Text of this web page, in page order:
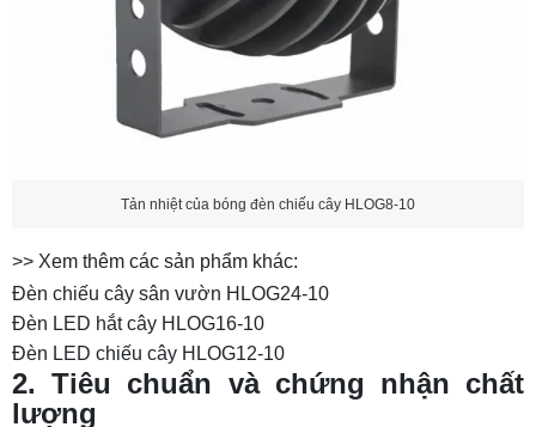
Tản nhiệt của bóng đèn chiếu cây HLOG8-10
>> Xem thêm các sản phẩm khác:
Đèn chiếu cây sân vườn HLOG24-10
Đèn LED hắt cây HLOG16-10
Đèn LED chiếu cây HLOG12-10
2. Tiêu chuẩn và chứng nhận chất
lượng